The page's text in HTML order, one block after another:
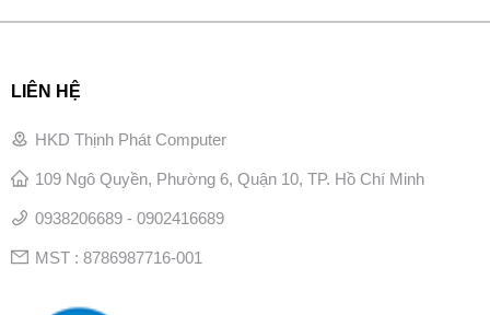
LIÊN HỆ
HKD Thịnh Phát Computer
109 Ngô Quyền, Phường 6, Quận 10, TP. Hồ Chí Minh
0938206689 - 0902416689
MST : 8786987716-001